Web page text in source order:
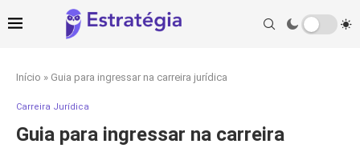
Início » Guia para ingressar na carreira jurídica
Carreira Jurídica
Guia para ingressar na carreira